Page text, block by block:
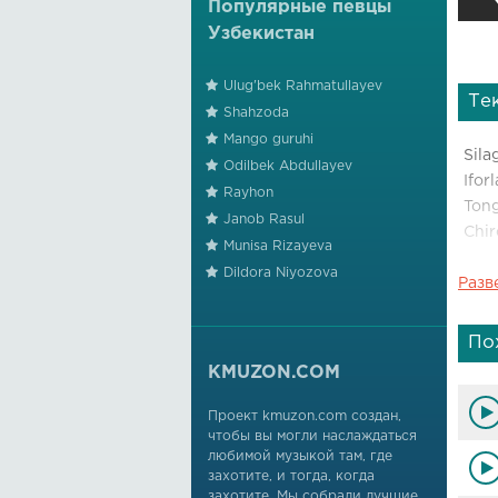
Популярные певцы
Узбекистан
Ulug'bek Rahmatullayev
Shahzoda
Mango guruhi
Odilbek Abdullayev
Rayhon
Janob Rasul
Munisa Rizayeva
Dildora Niyozova
KMUZON.COM
Проект kmuzon.com создан,
чтобы вы могли наслаждаться
любимой музыкой там, где
захотите, и тогда, когда